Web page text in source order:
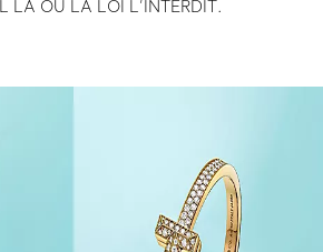
LÀ OÙ LA LOI L’INTERDIT.